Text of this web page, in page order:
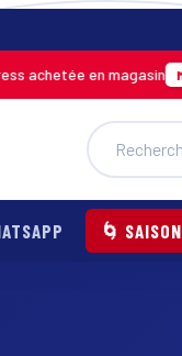
en magasin
🌀